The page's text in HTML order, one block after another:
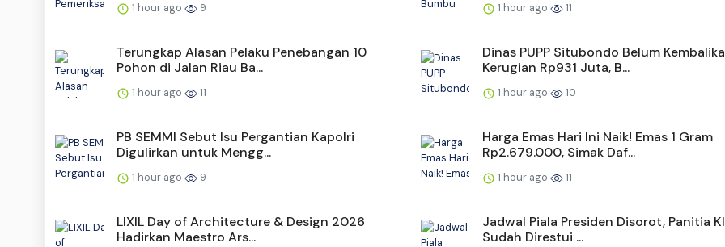
1 hour ago 9 1 hour ago 11
Terungkap Alasan Pelaku Penebangan 10
Pohon di Jalan Riau Ba...
1 hour ago 11
Dinas PUPP Situbondo Belum
Kerugian Rp931 Juta, B...
1 hour ago 10
PB SEMMI Sebut Isu Pergantian Kapolri
Digulirkan untuk Mengg...
1 hour ago 9
Harga Emas Hari Ini Naik! Emas 1 Gram
Rp2.679.000, Simak Daf...
1 hour ago 11
LIXIL Day of Architecture & Design 2026
Hadirkan Maestro Ars...
Jadwal Piala Presiden Disorot, Panitia
Sudah Direstui ...